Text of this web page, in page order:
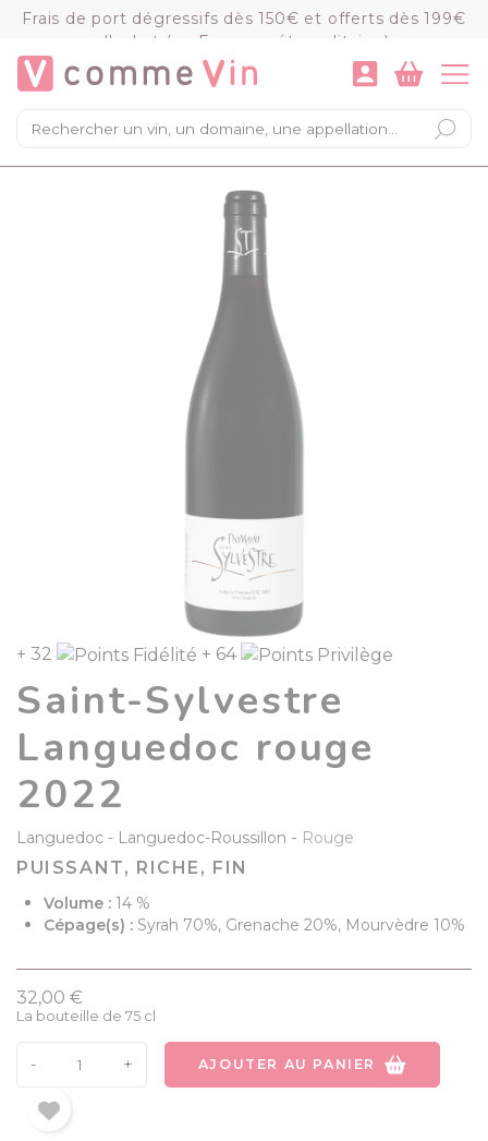
Frais de port dégressifs dès 150€ et offerts dès 199€
d'achat (en France métropolitaine)
×
Mon panier
Chargement du panier...
VOIR LE PANIER COMMANDER
+ 32 + 64
Saint-Sylvestre
Languedoc rouge
2022
Languedoc Languedoc-Roussillon - Rouge
PUISSANT, RICHE, FIN
Volume : 14 %
Cépage(s) : Syrah 70%, Grenache 20%, Mourvèdre 10%
32,00 €
La bouteille de 75 cl
- + AJOUTER AU PANIER
Panneau de gestion des cookies